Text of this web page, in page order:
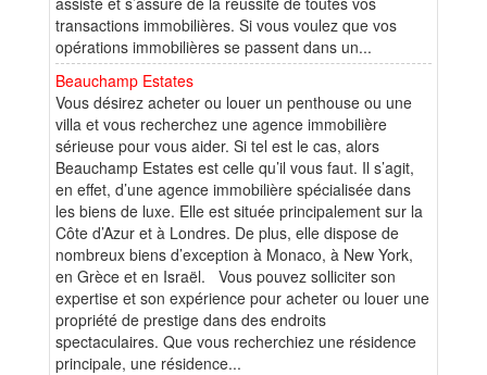
transactions immobilières. Si vous voulez que vos
opérations immobilières se passent dans un...
Beauchamp Estates
Vous désirez acheter ou louer un penthouse ou une
villa et vous recherchez une agence immobilière
sérieuse pour vous aider. Si tel est le cas, alors
Beauchamp Estates est celle qu’il vous faut. Il s’agit,
en effet, d’une agence immobilière spécialisée dans
les biens de luxe. Elle est située principalement sur la
Côte d’Azur et à Londres. De plus, elle dispose de
nombreux biens d’exception à Monaco, à New York,
en Grèce et en Israël. Vous pouvez solliciter son
expertise et son expérience pour acheter ou louer une
propriété de prestige dans des endroits
spectaculaires. Que vous recherchiez une résidence
principale, une résidence...